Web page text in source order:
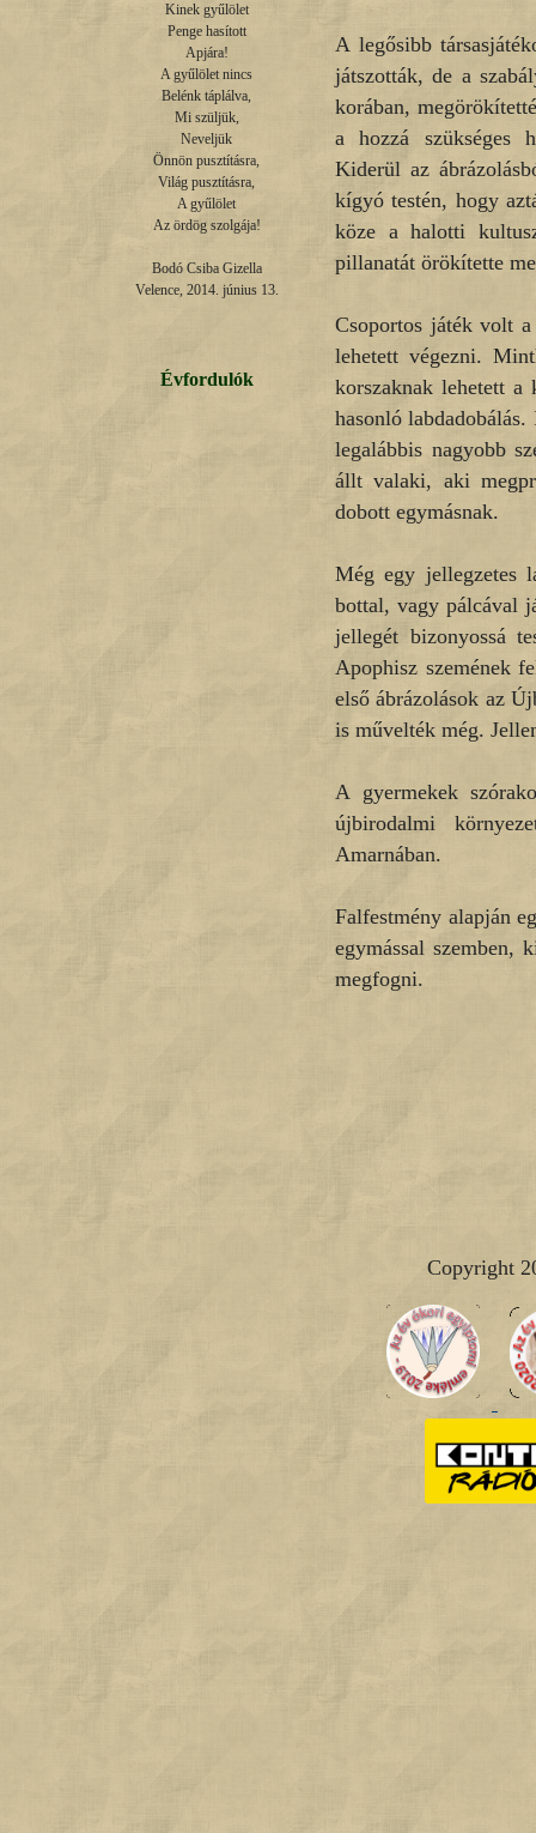
Kinek gyűlölet
Penge hasított
Apjára!
A gyűlölet nincs
Belénk táplálva,
Mi szüljük,
Neveljük
Önnön pusztításra,
Világ pusztításra,
A gyűlölet
Az ördög szolgája!
Bodó Csiba Gizella
Velence, 2014. június 13.
Évfordulók
A legősibb
játszották, de a
korában,
a hozzá szükséges
Kiderül az
kígyó testén, hogy
köze a halotti
pillanatát örökítette
Csoportos játék volt
lehetett végezni.
korszaknak lehetett a
hasonló
legalábbis nagyobb
állt valaki, aki
dobott egymásnak.
Még egy jellegzetes
bottal, vagy pálcával
jellegét bizonyossá
Apophisz szemének
első ábrázolások az
is művelték még.
A gyermekek
újbirodalmi
Amarnában.
Falfestmény alapján
egymással szemben,
megfogni.
Copyright